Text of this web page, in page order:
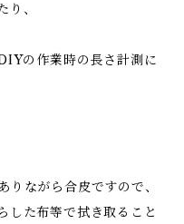
、
の作業時の長さ計測に
りながら合皮ですので、
した布等で拭き取ること